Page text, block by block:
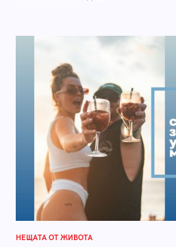
НЕЩАТА ОТ ЖИВОТА